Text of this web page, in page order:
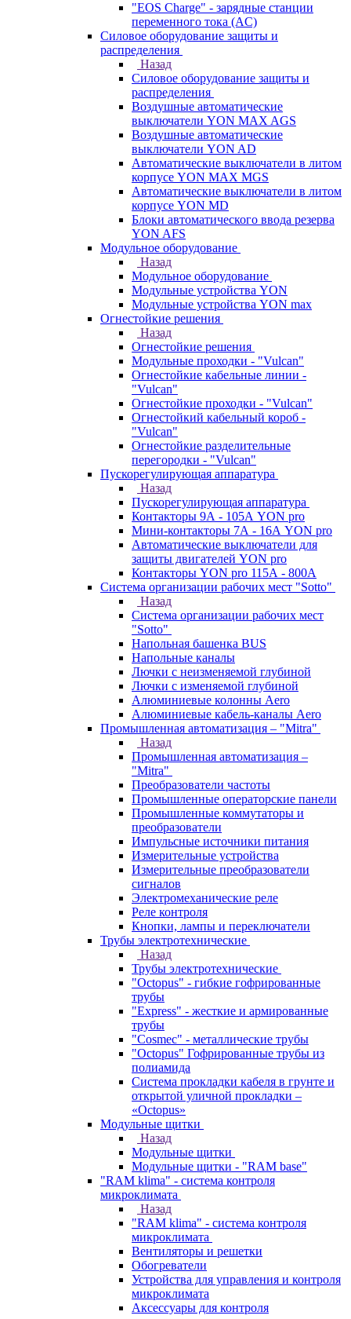
"EOS Charge" - зарядные станции
переменного тока (AC)
Силовое оборудование защиты и
распределения
Назад
Силовое оборудование защиты и
распределения
Воздушные автоматические
выключатели YON MAX AGS
Воздушные автоматические
выключатели YON AD
Автоматические выключатели в литом
корпусе YON MAX MGS
Автоматические выключатели в литом
корпусе YON MD
Блоки автоматического ввода резерва
YON AFS
Модульное оборудование
Назад
Модульное оборудование
Модульные устройства YON
Модульные устройства YON max
Огнестойкие решения
Назад
Огнестойкие решения
Модульные проходки - "Vulcan"
Огнестойкие кабельные линии -
"Vulcan"
Огнестойкие проходки - "Vulcan"
Огнестойкий кабельный короб -
"Vulcan"
Огнестойкие разделительные
перегородки - "Vulcan"
Пускорегулирующая аппаратура
Назад
Пускорегулирующая аппаратура
Контакторы 9А - 105А YON pro
Мини-контакторы 7А - 16А YON pro
Автоматические выключатели для
защиты двигателей YON pro
Контакторы YON pro 115А - 800А
Система организации рабочих мест "Sotto"
Назад
Система организации рабочих мест
"Sotto"
Напольная башенка BUS
Напольные каналы
Лючки с неизменяемой глубиной
Лючки с изменяемой глубиной
Алюминиевые колонны Aero
Алюминиевые кабель-каналы Aero
Промышленная автоматизация – "Mitra"
Назад
Промышленная автоматизация –
"Mitra"
Преобразователи частоты
Промышленные операторские панели
Промышленные коммутаторы и
преобразователи
Импульсные источники питания
Измерительные устройства
Измерительные преобразователи
сигналов
Электромеханические реле
Реле контроля
Кнопки, лампы и переключатели
Трубы электротехнические
Назад
Трубы электротехнические
"Octopus" - гибкие гофрированные
трубы
"Express" - жесткие и армированные
трубы
"Cosmec" - металлические трубы
"Octopus" Гофрированные трубы из
полиамида
Система прокладки кабеля в грунте и
открытой уличной прокладки –
«Octopus»
Модульные щитки
Назад
Модульные щитки
Модульные щитки - "RAM base"
"RAM klima" - система контроля
микроклимата
Назад
"RAM klima" - система контроля
микроклимата
Вентиляторы и решетки
Обогреватели
Устройства для управления и контроля
микроклимата
Аксессуары для контроля